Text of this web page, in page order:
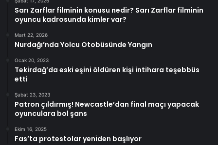
Sarı Zarflar filminin konusu nedir? Sarı Zarflar filminin
oyuncu kadrosunda kimler var?
Mart 22, 2026
Nurdağı’nda Yolcu Otobüsünde Yangın
Ocak 20, 2023
Tekirdağ’da eski eşini öldüren kişi intihara teşebbüs
etti
Şubat 23, 2023
Patron çıldırmış! Newcastle’dan final maçı yapacak
oyunculara bol şans
Ekim 16, 2025
Fas’ta protestolar yeniden başlıyor